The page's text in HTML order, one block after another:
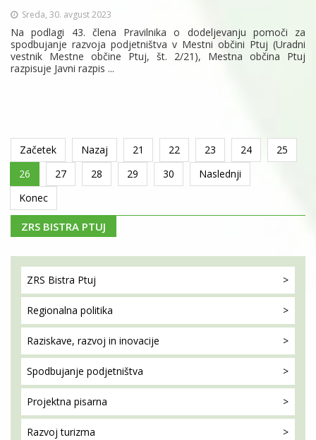
Sreda, 30. avgust 2023
Na podlagi 43. člena Pravilnika o dodeljevanju pomoči za
spodbujanje razvoja podjetništva v Mestni občini Ptuj (Uradni
vestnik Mestne občine Ptuj, št. 2/21), Mestna občina Ptuj
razpisuje Javni razpis ...
Začetek Nazaj 21 22 23 24
25
26
27 28 29 30
Naslednji
Konec
ZRS BISTRA PTUJ
ZRS Bistra Ptuj
Regionalna politika
Raziskave, razvoj in inovacije
Spodbujanje podjetništva
Projektna pisarna
Razvoj turizma